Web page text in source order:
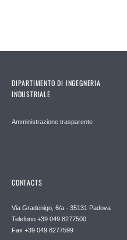
DIPARTIMENTO DI INGEGNERIA
INDUSTRIALE
Amministrazione trasparente
CONTACTS
Via Gradenigo, 6/a - 35131 Padova
Telefono +39 049 8277500
Fax +39 049 8277599